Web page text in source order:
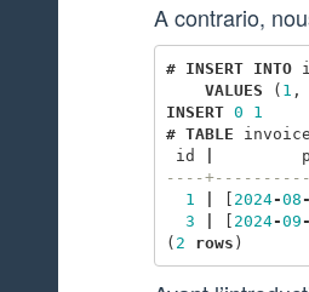
A contrario,
# INSERT INTO
VALUES
( 1 ,
INSERT 0
1
# TABLE
id
----
1
[ 2024-08
3
[ 2024-09
( 2 rows )